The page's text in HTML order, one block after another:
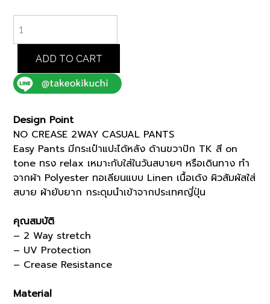
NO
CREASE
2WAY
CASUAL
PANTS
(K8173201)
ADD TO CART
Design Point
NO CREASE 2WAY CASUAL PANTS
Easy Pants มีกระเป๋าแปะได้หลัง ด้านขวาปัก TK สี on
tone ทรง relax เหมาะกับใส่ในวันสบายๆ หรือเดินทาง ทำ
จากผ้า Polyester ทอเลียนแบบ Linen เนื้อเด้ง ผิวสัมผัสใส่
สบาย ผ้ายับยาก กระดุมนำเข้าจากประเทศญี่ปุ่น
คุณสมบัติ
– 2 Way stretch
– UV Protection
– Crease Resistance
Material